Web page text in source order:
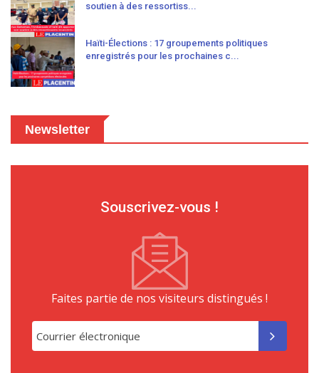
soutien à des ressortiss...
Haïti-Élections : 17 groupements politiques
enregistrés pour les prochaines c...
Newsletter
Souscrivez-vous !
Faites partie de nos visiteurs distingués !